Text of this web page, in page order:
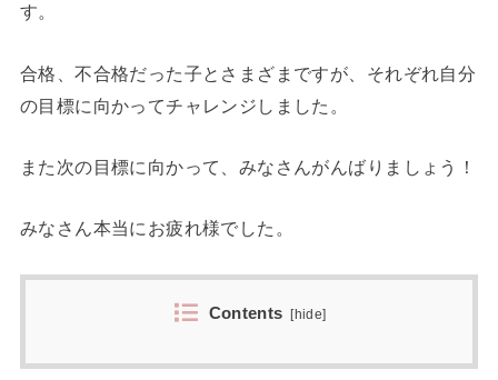
す。
合格、不合格だった子とさまざまですが、それぞれ自分
の目標に向かってチャレンジしました。
また次の目標に向かって、みなさんがんばりましょう！
みなさん本当にお疲れ様でした。
Contents [hide]